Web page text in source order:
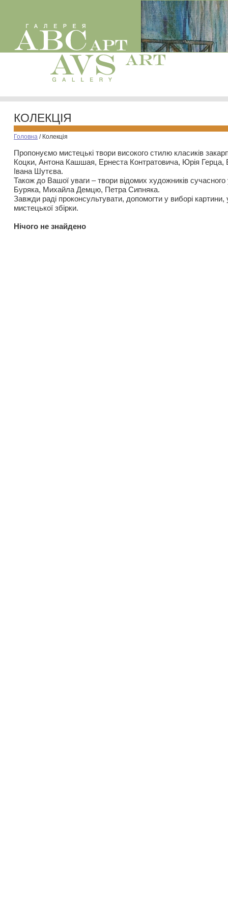
КОЛЕКЦІЯ
Головна / Колекція
Пропонуємо мистецькі твори високого стилю класиків
Коцки, Антона Кашшая, Ернеста Контратовича, Юрія
Івана Шутєва.
Також до Вашої уваги – твори відомих художників
Буряка, Михайла Демцю, Петра Сипняка.
Завжди раді проконсультувати, допомогти у виборі картини,
мистецької збірки.
Нiчого не знайдено